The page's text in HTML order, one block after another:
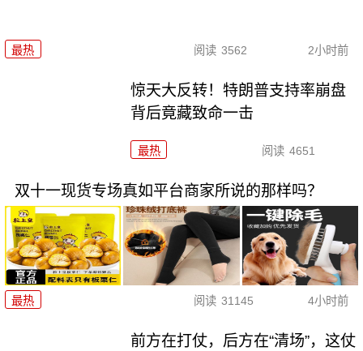
最热 阅读 3562 2小时前
惊天大反转！特朗普支持率崩盘
背后竟藏致命一击
最热 阅读 4651
双十一现货专场真如平台商家所说的那样吗？
最热 阅读 31145 4小时前
前方在打仗，后方在“清场”，这仗